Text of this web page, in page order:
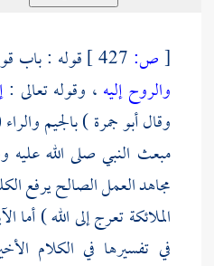
[ص: قوله : باب
والروح إليه ، وقوله تعالى :
وقالأبو جمرة) بالجيم
مبعث النبي صلى الله
مجاهدالعمل الصالح يرفع
الملائكة تعرج إلى الله ) أما
في تفسيرها في الكلام